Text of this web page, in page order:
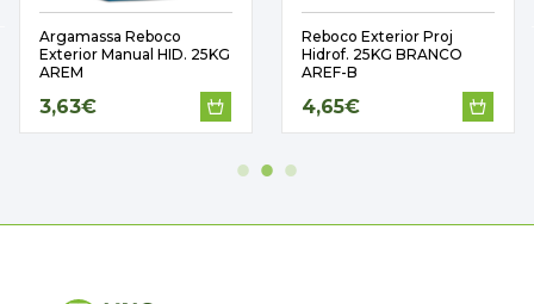
Argamassa Reboco
Exterior Manual HID. 25KG
AREM
3,63€
Reboco Exterior Proj
Hidrof. 25KG BRANCO
AREF-B
4,65€